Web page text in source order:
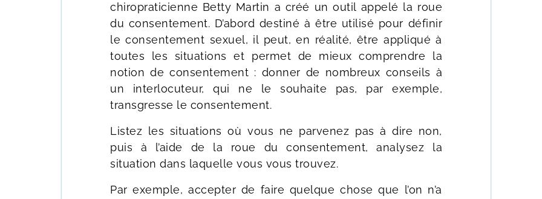
chiropraticienne Betty Martin a créé un outil appelé la roue
du consentement. D’abord destiné à être utilisé pour définir
le consentement sexuel, il peut, en réalité, être appliqué à
toutes les situations et permet de mieux comprendre la
notion de consentement : donner de nombreux conseils à
un interlocuteur, qui ne le souhaite pas, par exemple,
transgresse le consentement.
Listez les situations où vous ne parvenez pas à dire non,
puis à l’aide de la roue du consentement, analysez la
situation dans laquelle vous vous trouvez.
Par exemple, accepter de faire quelque chose que l’on n’a